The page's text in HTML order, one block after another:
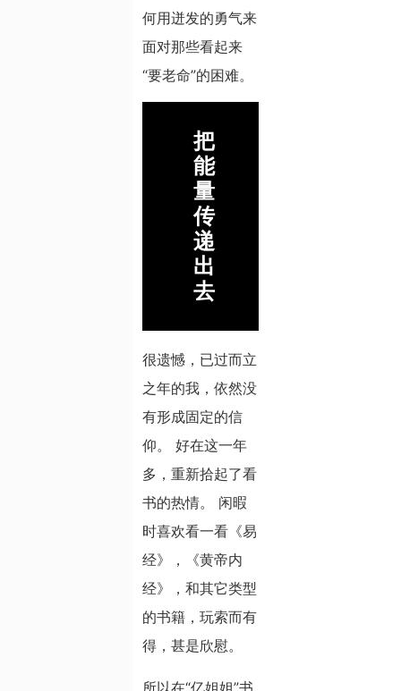
何用迸发的勇气来
面对那些看起来
“要老命”的困难。
把
能
量
传
递
出
去
很遗憾，已过而立
之年的我，依然没
有形成固定的信
仰。 好在这一年
多，重新拾起了看
书的热情。 闲暇
时喜欢看一看《易
经》，《黄帝内
经》，和其它类型
的书籍，玩索而有
得，甚是欣慰。
所以在“亿姐姐”书